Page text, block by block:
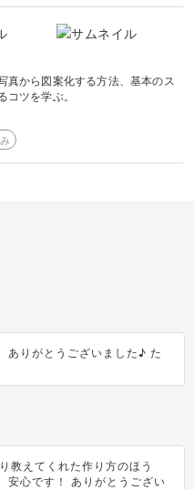
真から図案化する方法、基本のス
ツを学ぶ。
ありがとうございました♪ た
教えてくれた作り方のほう
安心です！ ありがとうござい